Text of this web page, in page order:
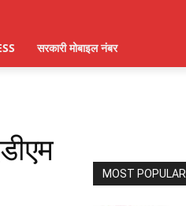
सरकारी मोबाइल नंबर
MOST POPULAR